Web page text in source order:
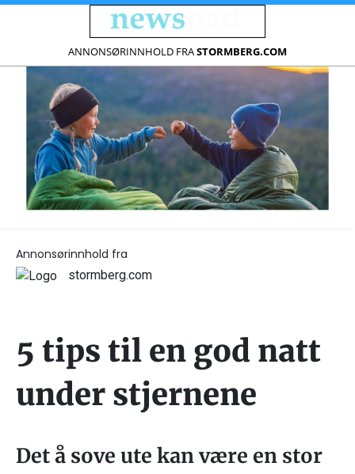
ANNONSØRINNHOLD FRASTORMBERG.COM
Annonsørinnhold fra
stormberg.com
5 tips til en god natt
under stjernene
Det å sove ute kan være en stor